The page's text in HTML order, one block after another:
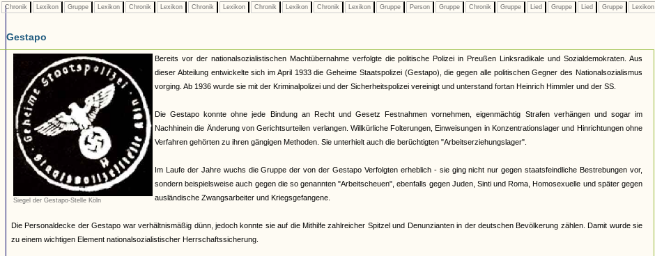
Chronik Lexikon Gruppe Lexikon Chronik Lexikon Chronik Lexikon Chronik Lexikon Chronik Lexikon Gruppe Person Gruppe Chronik Gruppe Lied Gruppe Lied Gruppe Lexikon
Gestapo
Siegel der Gestapo-Stelle Köln
Bereits vor der nationalsozialistischen Machtübernahme verfolgte die politische Polizei in Preußen Linksradikale und Sozialdemokraten. Aus
dieser Abteilung entwickelte sich im April 1933 die Geheime Staatspolizei (Gestapo), die gegen alle politischen Gegner des Nationalsozialismus
vorging. Ab 1936 wurde sie mit der Kriminalpolizei und der Sicherheitspolizei vereinigt und unterstand fortan Heinrich Himmler und der SS.
Die Gestapo konnte ohne jede Bindung an Recht und Gesetz Festnahmen vornehmen, eigenmächtig Strafen verhängen und sogar im
Nachhinein die Änderung von Gerichtsurteilen verlangen. Willkürliche Folterungen, Einweisungen in Konzentrationslager und Hinrichtungen ohne
Verfahren gehörten zu ihren gängigen Methoden. Sie unterhielt auch die berüchtigten "Arbeitserziehungslager".
Im Laufe der Jahre wuchs die Gruppe der von der Gestapo Verfolgten erheblich - sie ging nicht nur gegen staatsfeindliche Bestrebungen vor,
sondern beispielsweise auch gegen die so genannten "Arbeitscheuen", ebenfalls gegen Juden, Sinti und Roma, Homosexuelle und später gegen
ausländische Zwangsarbeiter und Kriegsgefangene.
Die Personaldecke der Gestapo war verhältnismäßig dünn, jedoch konnte sie auf die Mithilfe zahlreicher Spitzel und Denunzianten in der deutschen Bevölkerung zählen. Damit wurde sie
zu einem wichtigen Element nationalsozialistischer Herrschaftssicherung.